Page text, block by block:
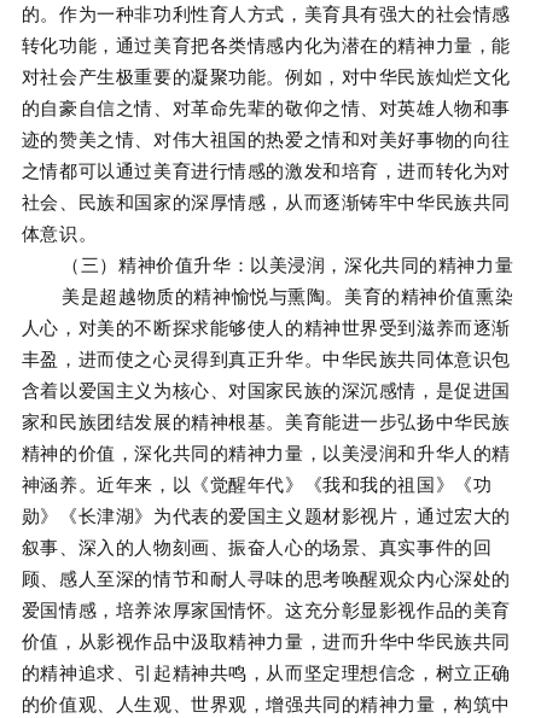
的。作为一种非功利性育人方式，美育具有强大的社会情感
转化功能，通过美育把各类情感内化为潜在的精神力量，能
对社会产生极重要的凝聚功能。例如，对中华民族灿烂文化
的自豪自信之情、对革命先辈的敬仰之情、对英雄人物和事
迹的赞美之情、对伟大祖国的热爱之情和对美好事物的向往
之情都可以通过美育进行情感的激发和培育，进而转化为对
社会、民族和国家的深厚情感，从而逐渐铸牢中华民族共同
体意识。
（三）精神价值升华：以美浸润，深化共同的精神力量
美是超越物质的精神愉悦与熏陶。美育的精神价值熏染
人心，对美的不断探求能够使人的精神世界受到滋养而逐渐
丰盈，进而使之心灵得到真正升华。中华民族共同体意识包
含着以爱国主义为核心、对国家民族的深沉感情，是促进国
家和民族团结发展的精神根基。美育能进一步弘扬中华民族
精神的价值，深化共同的精神力量，以美浸润和升华人的精
神涵养。近年来，以《觉醒年代》《我和我的祖国》《功
勋》《长津湖》为代表的爱国主义题材影视片，通过宏大的
叙事、深入的人物刻画、振奋人心的场景、真实事件的回
顾、感人至深的情节和耐人寻味的思考唤醒观众内心深处的
爱国情感，培养浓厚家国情怀。这充分彰显影视作品的美育
价值，从影视作品中汲取精神力量，进而升华中华民族共同
的精神追求、引起精神共鸣，从而坚定理想信念，树立正确
的价值观、人生观、世界观，增强共同的精神力量，构筑中